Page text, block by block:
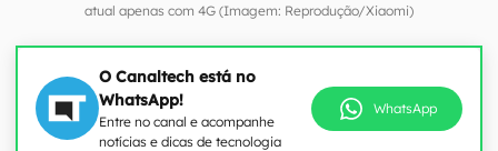
atual apenas com 4G (Imagem: Reprodução/Xiaomi)
O Canaltech está no
WhatsApp!
Entre no canal e acompanhe
notícias e dicas de tecnologia
WhatsApp